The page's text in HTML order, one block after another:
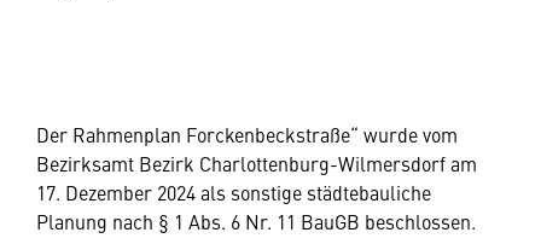
Der Rahmenplan Forckenbeckstraße“ wurde vom
Bezirksamt Bezirk Charlottenburg-Wilmersdorf am
17. Dezember 2024 als sonstige städtebauliche
Planung nach § 1 Abs. 6 Nr. 11 BauGB beschlossen.